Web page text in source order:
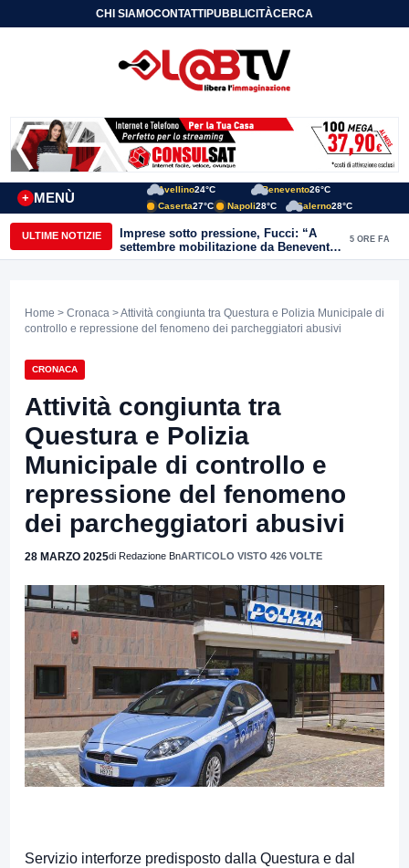
CHI SIAMOCONTATTIPUBBLICITÀCERCA
MENÙ
+
Avellino24°C Benevento26°C
Caserta27°C Napoli28°C Salerno28°C
ULTIME NOTIZIE
Imprese sotto pressione, Fucci: “A
settembre mobilitazione da Benevento
e Avellino”
5 ORE FA
Home > Cronaca > Attività congiunta tra Questura e Polizia Municipale di
controllo e repressione del fenomeno dei parcheggiatori abusivi
CRONACA
Attività congiunta tra
Questura e Polizia
Municipale di controllo e
repressione del fenomeno
dei parcheggiatori abusivi
28 MARZO 2025di Redazione BnARTICOLO VISTO 426 VOLTE
Servizio interforze predisposto dalla Questura e dal